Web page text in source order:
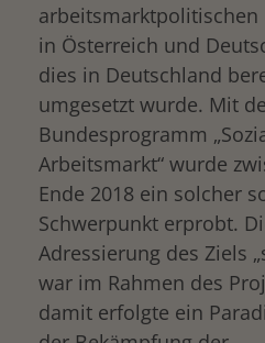
arbeitsmarktpolitischen
in Österreich und
dies in Deutschland
umgesetzt wurde. Mit
Bundesprogramm
Arbeitsmarkt“ wurde
Ende 2018 ein solcher
Schwerpunkt erprobt.
Adressierung des Ziels
war im Rahmen des
damit erfolgte ein